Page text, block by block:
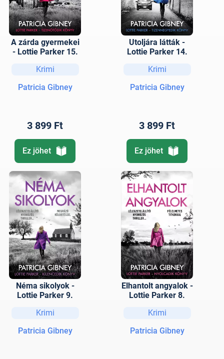
A zárda gyermekei
- Lottie Parker 15.
Krimi
Patricia Gibney
3 899 Ft
Ez jöhet
Utoljára látták -
Lottie Parker 14.
Krimi
Patricia Gibney
3 899 Ft
Ez jöhet
Néma sikolyok -
Lottie Parker 9.
Krimi
Patricia Gibney
Elhantolt angyalok -
Lottie Parker 8.
Krimi
Patricia Gibney